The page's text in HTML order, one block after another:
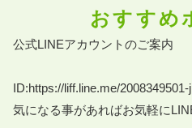
おすすめ
公式LINEアカウントのご案内
ID:https://liff.line.me/
気になる事があればお気軽に